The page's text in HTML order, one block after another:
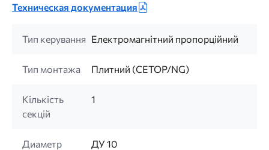
Техническая документация
Тип керування Електромагнітний пропорційний
Тип монтажа Плитний (CETOP/NG)
Кількість
секцій
1
Диаметр
ДУ 10